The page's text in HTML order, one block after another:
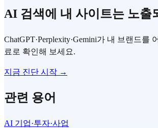
AI 검색에 내 사이트는 노출
ChatGPT·Perplexity·Gemini가 내 브랜드를
료로 확인해 보세요.
지금 진단 시작 →
관련 용어
AI 기업·투자·사업